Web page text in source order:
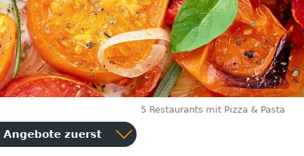
5 Restaurants mit Pizza & Pasta
Angebote zuerst